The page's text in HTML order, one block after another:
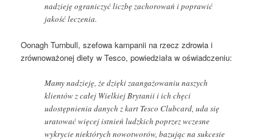
nadzieję ograniczyć liczbę zachorowań i poprawić
jakość leczenia.
Oonagh Turnbull, szefowa kampanii na rzecz zdrowia i
zrównoważonej diety w Tesco, powiedziała w oświadczeniu:
Mamy nadzieję, że dzięki zaangażowaniu naszych
klientów z całej Wielkiej Brytanii i ich chęci
udostępnienia danych z kart Tesco Clubcard, uda się
uratować więcej istnień ludzkich poprzez wczesne
wykrycie niektórych nowotworów, bazując na sukcesie